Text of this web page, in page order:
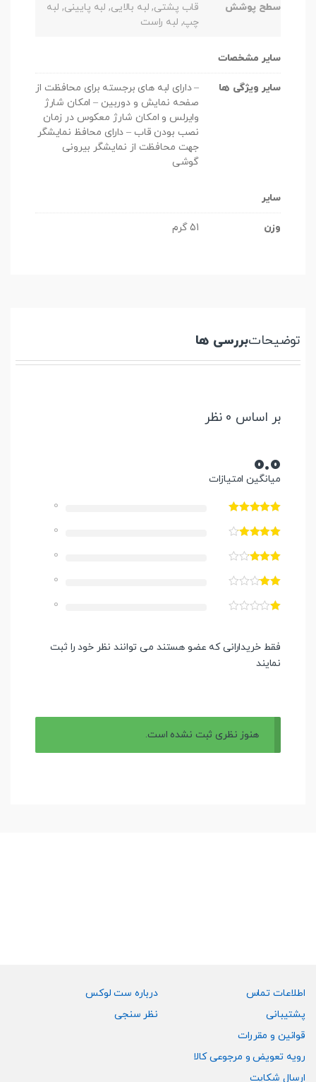
سطح پوشش
قاب پشتی, لبه بالایی, لبه پایینی, لبه
چپ, لبه راست
سایر مشخصات
سایر ویژگی ها
– دارای لبه های برجسته برای محافظت از
صفحه نمایش و دوربین – امکان شارژ
وایرلس و امکان شارژ معکوس در زمان
نصب بودن قاب – دارای محافظ نمایشگر
جهت محافظت از نمایشگر بیرونی
گوشی
سایر
وزن 51 گرم
توضیحاتبررسی ها
بر اساس 0 نظر
0.0
میانگین امتیازات
0
0
0
0
0
فقط خریدارانی که عضو هستند می توانند نظر خود را ثبت
نمایند
هنوز نظری ثبت نشده است.
اطلاعات تماس
پشتیبانی
قوانین و مقررات
رویه تعویض و مرجوعی کالا
ارسال شکایت
درباره ست لوکس
نظر سنجی